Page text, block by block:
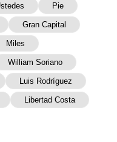
Pie
Gran Capital
Miles
William Soriano
Luis Rodríguez
Libertad Costa